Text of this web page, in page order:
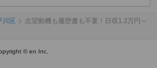
川区
志望動機も履歴書も不要！日収1.2万円～
© en Inc.